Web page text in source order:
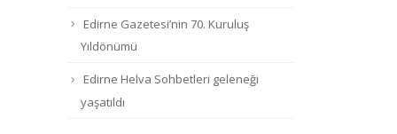
Edirne Gazetesi’nin 70. Kuruluş
Yıldönümü
Edirne Helva Sohbetleri geleneği
yaşatıldı